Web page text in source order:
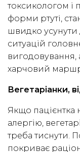
токсикологом і
форми ртуті,
швидко усунути
ситуацій
вигодовування,
харчовий
Вегетаріанки,
Якщо пацієнтка
алергію,
треба тиснути.
покриває раціон